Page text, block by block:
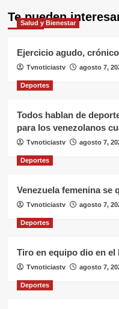
Te pueden
Salud y Bienestar
Ejercicio agudo,
Tvnoticiastv agosto 7,
Deportes
Todos hablan de
para los venezolanos
Tvnoticiastv agosto 7,
Deportes
Venezuela femenina se
Tvnoticiastv agosto 7,
Deportes
Tiro en equipo dio en el
Tvnoticiastv agosto 7,
Deportes